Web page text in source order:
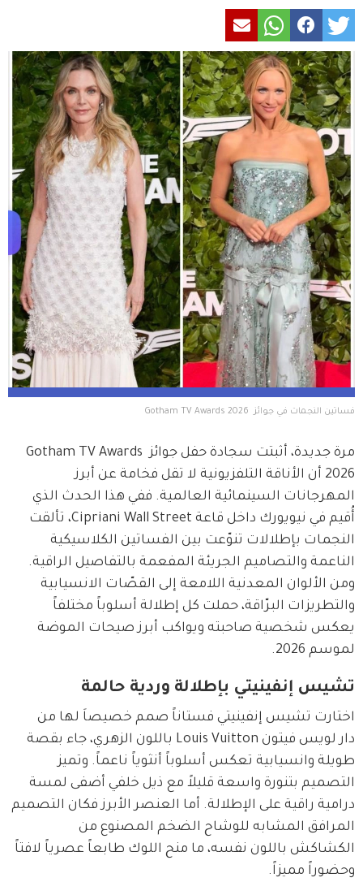
فساتين النجمات في جوائز  Gotham TV Awards 2026
مرة جديدة، أثبتت سجادة حفل جوائز Gotham TV Awards
2026 أن الأناقة التلفزيونية لا تقل فخامة عن أبرز
المهرجانات السينمائية العالمية. ففي هذا الحدث الذي
أُقيم في نيويورك داخل قاعة Cipriani Wall Street، تألقت
النجمات بإطلالات تنوّعت بين الفساتين الكلاسيكية
الناعمة والتصاميم الجريئة المفعمة بالتفاصيل الراقية.
ومن الألوان المعدنية اللامعة إلى القصّات الانسيابية
والتطريزات البرّاقة، حملت كل إطلالة أسلوباً مختلفاً
يعكس شخصية صاحبته ويواكب أبرز صيحات الموضة
لموسم 2026.
تشيس إنفينيتي بإطلالة وردية حالمة
اختارت تشيس إنفينيتي فستاناً صمم خصيصاَ لها من
دار لويس فيتون Louis Vuitton باللون الزهري، جاء بقصة
طويلة وانسيابية تعكس أسلوباً أنثوياً ناعماً. وتميز
التصميم بتنورة واسعة قليلاً مع ذيل خلفي أضفى لمسة
درامية راقية على الإطلالة. أما العنصر الأبرز فكان التصميم
المرافق المشابه للوشاح الضخم المصنوع من
الكشاكش باللون نفسه، ما منح اللوك طابعاً عصرياً لافتاً
وحضوراً مميزاً.